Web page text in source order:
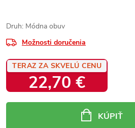
Druh: Módna obuv
Možnosti doručenia
TERAZ ZA SKVELÚ CENU
22,70 €
KÚPIŤ